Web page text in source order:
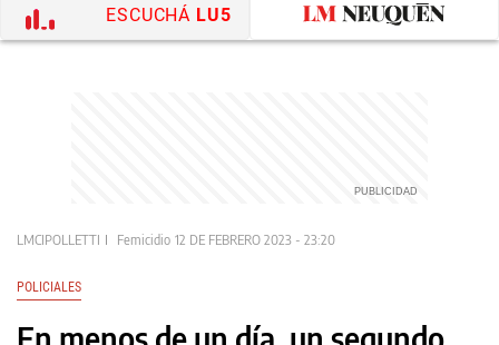
ESCUCHÁ LU5
LMCIPOLLETTI Femicidio 12 DE FEBRERO 2023 - 23:20
POLICIALES